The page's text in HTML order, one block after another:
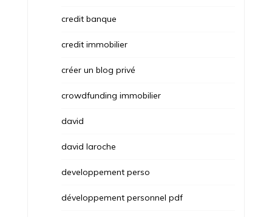
credit banque
credit immobilier
créer un blog privé
crowdfunding immobilier
david
david laroche
developpement perso
développement personnel pdf